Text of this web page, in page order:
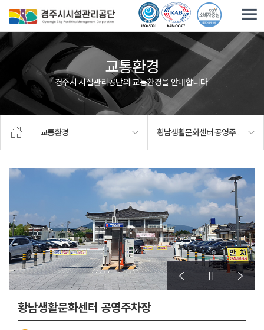
교통환경
경주시 시설관리공단의 교통환경을 안내합니다.
교통환경 황남생활문화센터 공영주차장
황남생활문화센터 공영주차장